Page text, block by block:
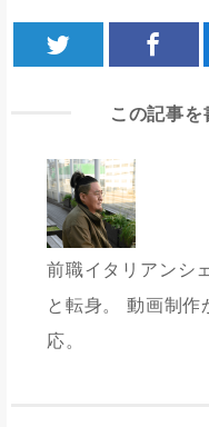
この記事を
前職イタリアンシ
と転身。 動画制
応。